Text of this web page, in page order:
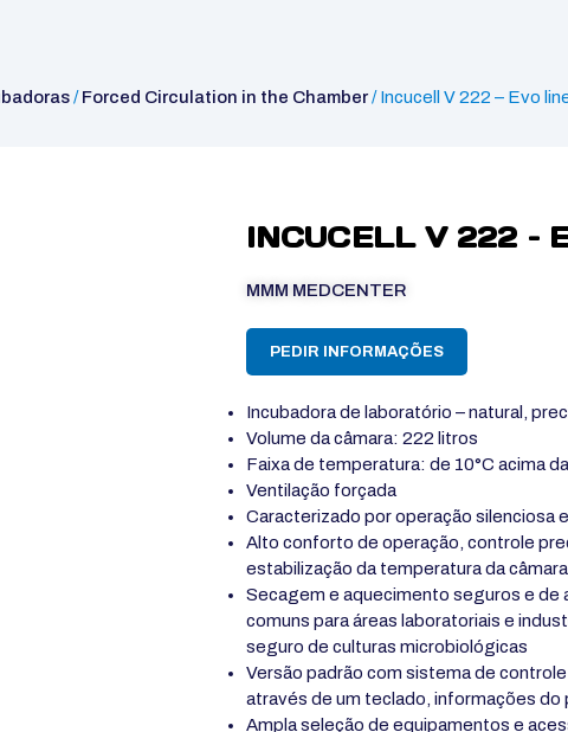
/Forced Circulation in the Chamber/ Incucell V 222 – Evo
INCUCELL V 222 –
MMM MEDCENTER
PEDIR INFORMAÇÕES
Incubadora de laboratório – natural,
Volume da câmara: 222 litros
Faixa de temperatura: de 10°C acima
Ventilação forçada
Caracterizado por operação silenciosa
Alto conforto de operação, controle
estabilização da temperatura da
Secagem e aquecimento seguros e de
comuns para áreas laboratoriais e
seguro de culturas microbiológicas
Versão padrão com sistema de
através de um teclado, informações
Ampla seleção de equipamentos e